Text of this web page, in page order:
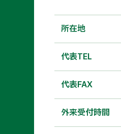
所在地
代表TEL
代表FAX
外来受付時間